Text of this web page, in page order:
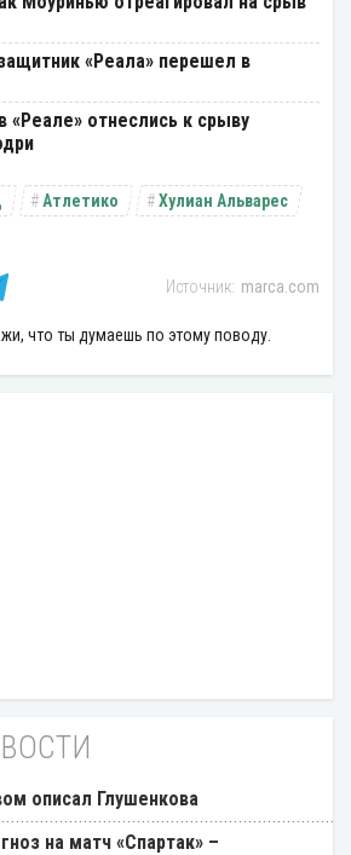
«Реала» перешел в
«Реале» отнеслись к срыву
Атлетико Хулиан Альварес
marca.com
что ты думаешь по этому поводу.
описал Глушенкова
на матч «Спартак» –